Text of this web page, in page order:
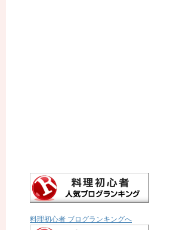
料理初心者 ブログランキングへ